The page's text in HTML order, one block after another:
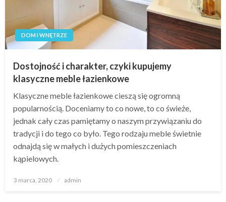
DOM I WNĘTRZE
Dostojność i charakter, czyki kupujemy
klasyczne meble łazienkowe
Klasyczne meble łazienkowe cieszą się ogromną
popularnością. Doceniamy to co nowe, to co świeże,
jednak cały czas pamiętamy o naszym przywiązaniu do
tradycji i do tego co było. Tego rodzaju meble świetnie
odnajdą się w małych i dużych pomieszczeniach
kąpielowych.
Opublikowane
3 marca, 2020 admin